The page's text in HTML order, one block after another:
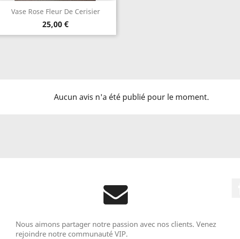
Vase Rose Fleur De Cerisier
Prix
25,00 €
Aperçu rapide
Aucun avis n'a été publié pour le moment.
Nous aimons partager notre passion avec nos clients. Venez
rejoindre notre communauté VIP.